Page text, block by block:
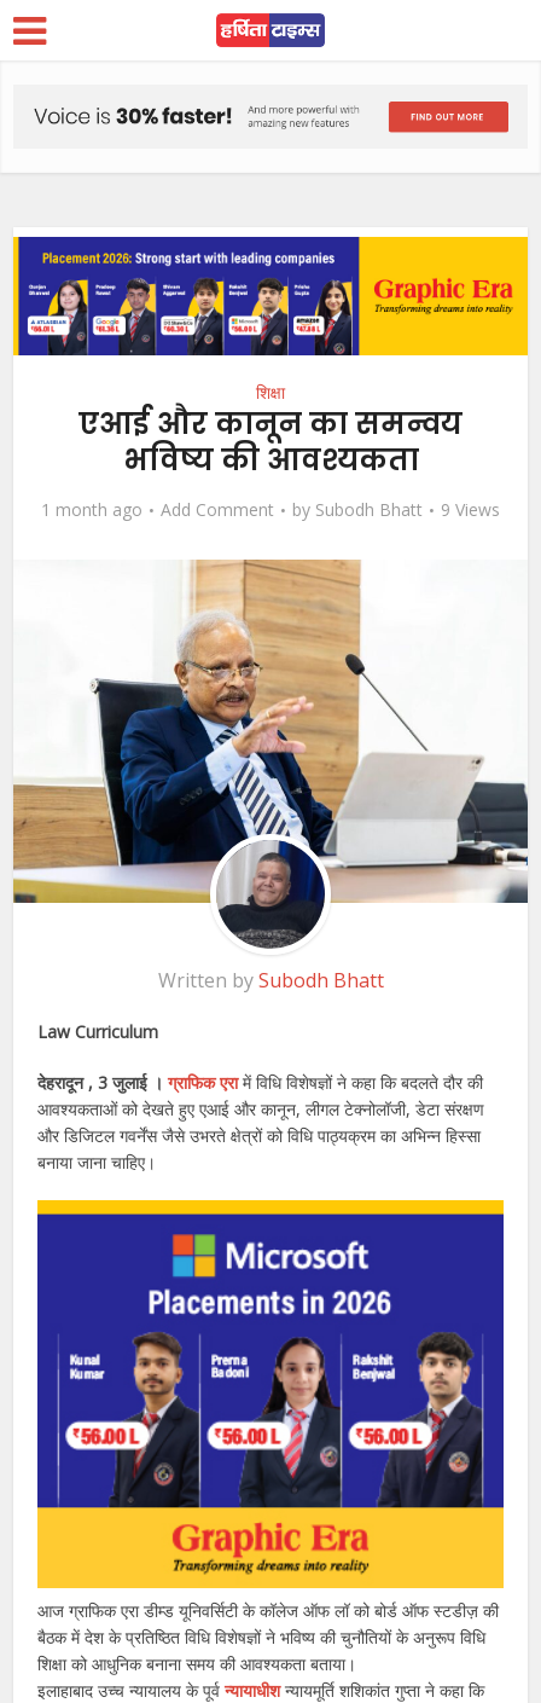
शिक्षा
एआई और कानून का समन्वय
भविष्य की आवश्यकता
1 month ago Add Comment by Subodh Bhatt 9 Views
Written bySubodh Bhatt
Law Curriculum
देहरादून , 3 जुलाई । ग्राफिक एरामें विधि विशेषज्ञों ने कहा कि बदलते दौर की
आवश्यकताओं को देखते हुए एआई और कानून, लीगल टेक्नोलॉजी, डेटा संरक्षण
और डिजिटल गवर्नेंस जैसे उभरते क्षेत्रों को विधि पाठ्यक्रम का अभिन्न हिस्सा
बनाया जाना चाहिए।
आज ग्राफिक एरा डीम्ड यूनिवर्सिटी के कॉलेज ऑफ लॉ को बोर्ड ऑफ स्टडीज़ की
बैठक में देश के प्रतिष्ठित विधि विशेषज्ञों ने भविष्य की चुनौतियों के अनुरूप विधि
शिक्षा को आधुनिक बनाना समय की आवश्यकता बताया।
इलाहाबाद उच्च न्यायालय के पूर्वन्यायाधीशन्यायमूर्ति शशिकांत गुप्ता ने कहा कि